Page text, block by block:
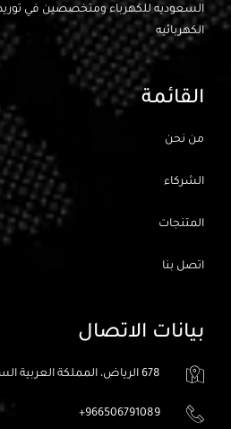
السعوديه للكهرباء ومتخصصين في
الكهربائيه
القائمة
من نحن
الشركاء
المتنجات
اتصل بنا
بيانات الاتصال
678 الرياض، المملكة العربية السعودية
966506791089+